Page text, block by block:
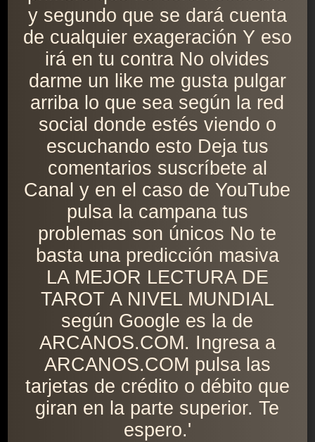
y segundo que se dará cuenta
de cualquier exageración Y eso
irá en tu contra No olvides
darme un like me gusta pulgar
arriba lo que sea según la red
social donde estés viendo o
escuchando esto Deja tus
comentarios suscríbete al
Canal y en el caso de YouTube
pulsa la campana tus
problemas son únicos No te
basta una predicción masiva
LA MEJOR LECTURA DE
TAROT A NIVEL MUNDIAL
según Google es la de
ARCANOS.COM. Ingresa a
ARCANOS.COM pulsa las
tarjetas de crédito o débito que
giran en la parte superior. Te
espero.'